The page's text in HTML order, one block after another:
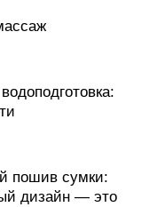
пошив сумки:
дизайн — это